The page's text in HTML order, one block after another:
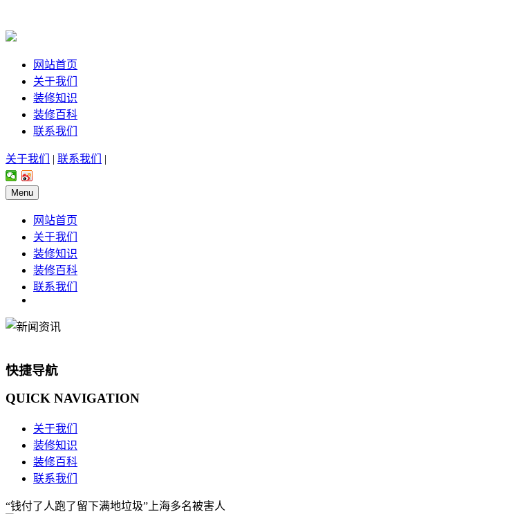
网站首页
关于我们
装修知识
装修百科
联系我们
关于我们 | 联系我们 |
Menu
网站首页
关于我们
装修知识
装修百科
联系我们
快捷导航
QUICK NAVIGATION
关于我们
装修知识
装修百科
联系我们
“钱付了人跑了留下满地垃圾”上海多名被害人